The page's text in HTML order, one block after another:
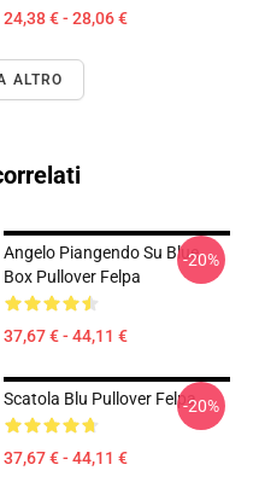
24,38 € - 28,06 €
ALTRO
Angelo Piangendo Su Blue
Box Pullover Felpa
37,67 € - 44,11 €
-20%
Scatola Blu Pullover Felpa
37,67 € - 44,11 €
-20%